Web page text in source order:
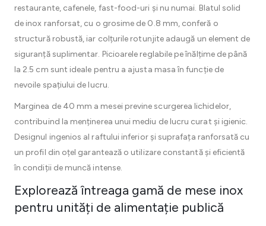
restaurante, cafenele, fast-food-uri și nu numai. Blatul solid
de inox ranforsat, cu o grosime de 0.8 mm, conferă o
structură robustă, iar colțurile rotunjite adaugă un element de
siguranță suplimentar. Picioarele reglabile pe înălțime de până
la 2.5 cm sunt ideale pentru a ajusta masa în funcție de
nevoile spațiului de lucru.
Marginea de 40 mm a mesei previne scurgerea lichidelor,
contribuind la menținerea unui mediu de lucru curat și igienic.
Designul ingenios al raftului inferior și suprafața ranforsată cu
un profil din oțel garantează o utilizare constantă și eficientă
în condiții de muncă intense.
Explorează întreaga gamă de mese inox
pentru unități de alimentație publică